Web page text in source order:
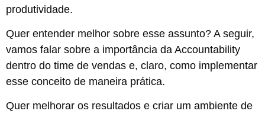
produtividade.
Quer entender melhor sobre esse assunto? A seguir,
vamos falar sobre a importância da Accountability
dentro do time de vendas e, claro, como implementar
esse conceito de maneira prática.
Quer melhorar os resultados e criar um ambiente de